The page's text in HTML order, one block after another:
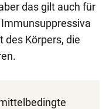
das gilt auch für
des Körpers, die